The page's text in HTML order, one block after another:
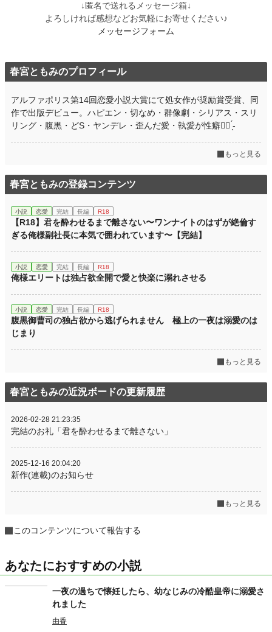
2021.11.06 22:30
2021.11.06 21:00
週間ポイント 70 pt (39,759 位)
月間ポイント 210 pt (50,360 位)
年間ポイント 3,682 pt (52,809 位)
↓匿名で送れるメッセージ箱↓
よろしければ感想などお気軽にお寄せください♪
メッセージフォーム
春宮ともみのプロフィール
アルファポリス第14回恋愛小説大賞にて処女作が奨励賞受賞、同
作で出版デビュー。ハピエン・切なめ・群像劇・シリアス・スリ
リング・腹黒・どS・ヤンデレ・歪んだ愛・執愛が性癖‎♡⃛ ̖́-
もっと見る
春宮ともみの登録コンテンツ
小説 恋愛 完結 長編 R18
【R18】君を酔わせるまで離さない〜ワンナイトのはずが絶倫す
ぎる俺様副社長に本気で囲われています〜【完結】
小説 恋愛 完結 長編 R18
俺様エリートは独占欲全開で愛と快楽に溺れさせる
小説 恋愛 完結 長編 R18
腹黒御曹司の独占欲から逃げられません 極上の一夜は溺愛のは
じまり
もっと見る
春宮ともみの近況ボードの更新履歴
2026-02-28 21:23:35
完結のお礼「君を酔わせるまで離さない」
2025-12-16 20:04:20
新作(連載)のお知らせ
もっと見る
このコンテンツについて報告する
あなたにおすすめの小説
一夜の過ちで懐妊したら、幼なじみの冷酷皇帝に溺愛さ
れました
由香